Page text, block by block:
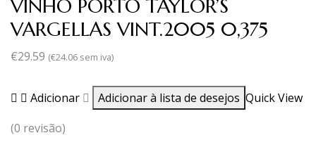
VINHO PORTO TAYLOR’S
VARGELLAS VINT.2005 0,375
€29.59 (€24.06 sem iva)
Adicionar Adicionar à lista de desejos Quick View
(0 revisão)